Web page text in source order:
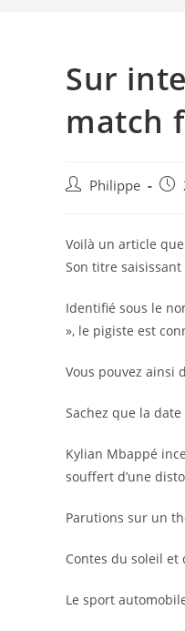
Sur
match
Auteur/autrice
publication :
Philippe
Post
Voilà un article
Son titre
Identifié sous le
», le pigiste est
Vous pouvez ainsi
Sachez que la
Kylian Mbappé
souffert d’une
Parutions sur un
Contes du soleil et
Le sport